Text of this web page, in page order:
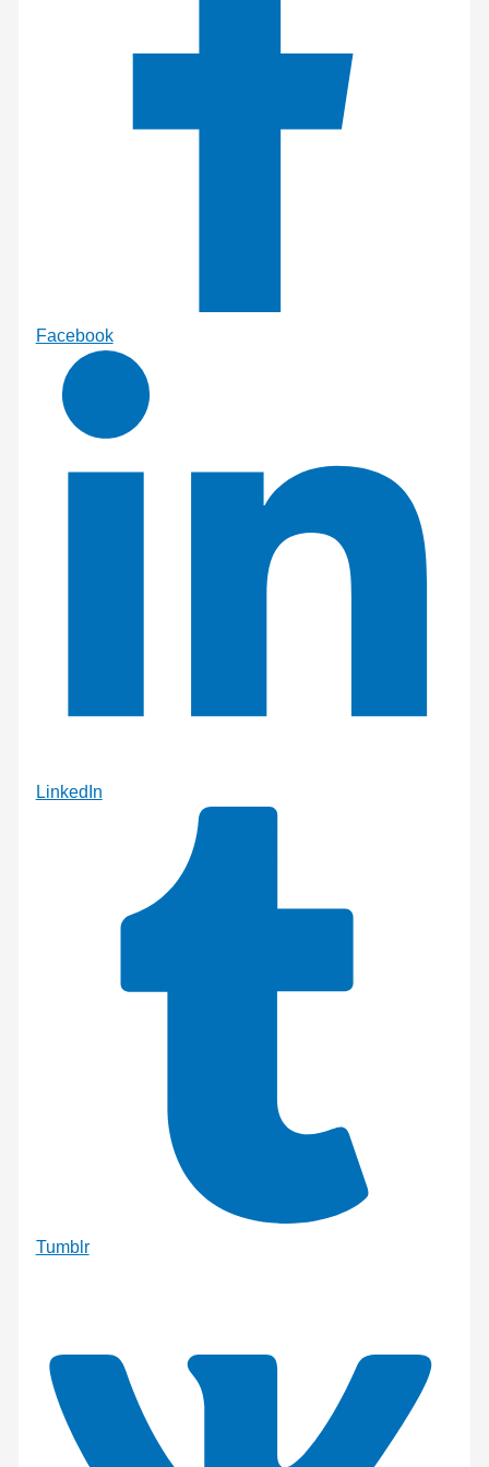
Facebook
LinkedIn
Tumblr